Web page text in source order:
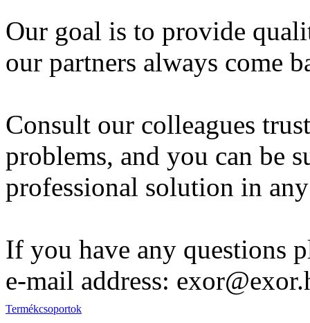
Our goal is to provide
our partners always come
Consult our colleagues
problems, and you can be
professional solution in
If you have any questions
e-mail address:
Termékcsoportok